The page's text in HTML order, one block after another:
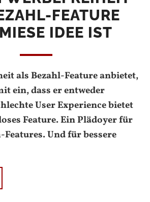
FEATURE
IDEE IST
als Bezahl-Feature anbietet,
ein, dass er entweder
User Experiencebietet
Feature. Ein Plädoyer für
Und für bessere